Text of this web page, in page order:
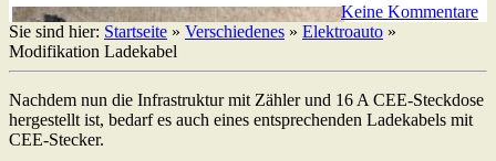
Keine Kommentare
Sie sind hier: Startseite » Verschiedenes » Elektroauto »
Modifikation Ladekabel
Nachdem nun die Infrastruktur mit Zähler und 16 A CEE-Steckdose
hergestellt ist, bedarf es auch eines entsprechenden Ladekabels mit
CEE-Stecker.